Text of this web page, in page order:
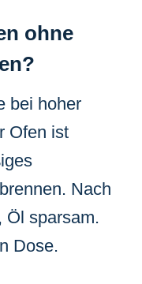
ohne
bei hoher
Ofen ist
Nach
Öl sparsam.
Dose.